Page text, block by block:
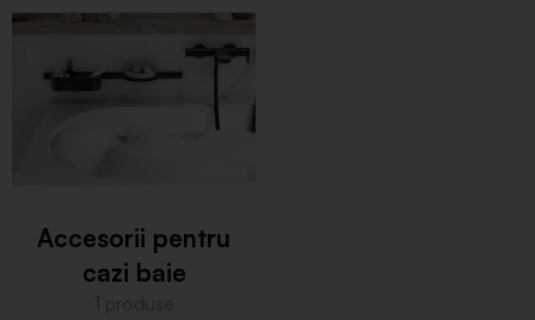
Accesorii pentru
cazi baie